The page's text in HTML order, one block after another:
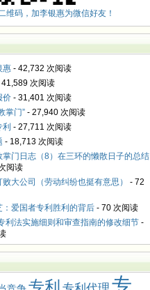
维码，加李银惠为微信好友！
惠 - 42,732 次阅读
41,589 次阅读
价 - 31,401 次阅读
掌门” - 27,940 次阅读
- 27,711 次阅读
- 18,713 次阅读
掌门日志（8）在三环的懒散日子的总结
阅读
大公司（劳动纠纷也挺有意思）
- 72
：爱国者专利胜利的背后 - 70 次阅读
利法实施细则和审查指南的修改细节 -
专